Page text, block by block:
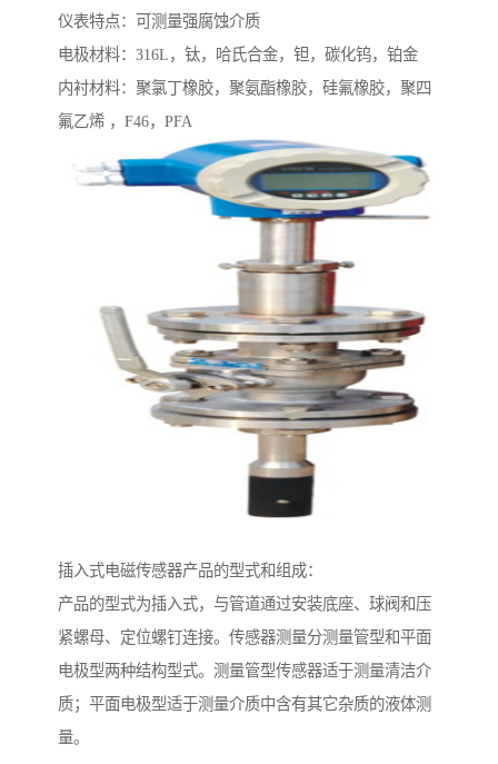
仪表特点：可测量强腐蚀介质
电极材料：316L，钛，哈氏合金，钽，碳化钨，铂金
内衬材料：聚氯丁橡胶，聚氨酯橡胶，硅氟橡胶，聚四
氟乙烯 ，F46，PFA
插入式电磁传感器产品的型式和组成：
产品的型式为插入式，与管道通过安装底座、球阀和压
紧螺母、定位螺钉连接。传感器测量分测量管型和平面
电极型两种结构型式。测量管型传感器适于测量清洁介
质；平面电极型适于测量介质中含有其它杂质的液体测
量。